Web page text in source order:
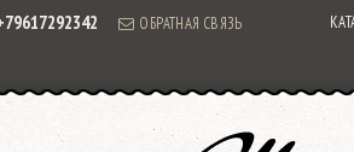
ОБРАТНАЯ СВЯЗЬ